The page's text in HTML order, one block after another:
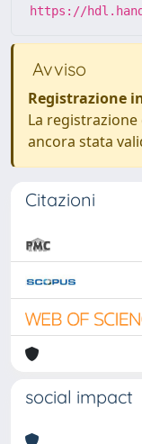
https://
Avviso
Registrazione
La
ancora stata
Citazioni
social impact